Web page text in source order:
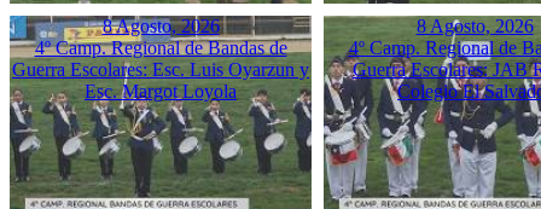
8 Agosto, 2026
4º Camp. Regional de Bandas de
Guerra Escolares: Esc. Luis Oyarzun y
Esc. Margot Loyola
8 Agosto, 2026
4º Camp. Regional de
Guerra Escolares: JAB
Colegio El